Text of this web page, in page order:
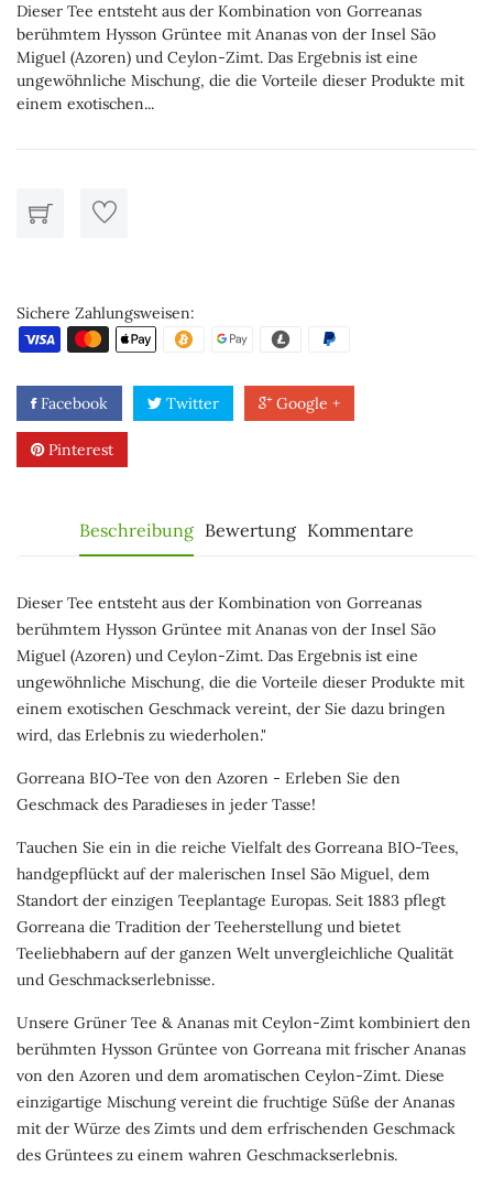
Dieser Tee entsteht aus der Kombination von Gorreanas
berühmtem Hysson Grüntee mit Ananas von der Insel São
Miguel (Azoren) und Ceylon-Zimt. Das Ergebnis ist eine
ungewöhnliche Mischung, die die Vorteile dieser Produkte mit
einem exotischen...
Sichere Zahlungsweisen:
Facebook Twitter Google +
Pinterest
Beschreibung Bewertung Kommentare
Dieser Tee entsteht aus der Kombination von Gorreanas
berühmtem Hysson Grüntee mit Ananas von der Insel São
Miguel (Azoren) und Ceylon-Zimt. Das Ergebnis ist eine
ungewöhnliche Mischung, die die Vorteile dieser Produkte mit
einem exotischen Geschmack vereint, der Sie dazu bringen
wird, das Erlebnis zu wiederholen."
Gorreana BIO-Tee von den Azoren - Erleben Sie den
Geschmack des Paradieses in jeder Tasse!
Tauchen Sie ein in die reiche Vielfalt des Gorreana BIO-Tees,
handgepflückt auf der malerischen Insel São Miguel, dem
Standort der einzigen Teeplantage Europas. Seit 1883 pflegt
Gorreana die Tradition der Teeherstellung und bietet
Teeliebhabern auf der ganzen Welt unvergleichliche Qualität
und Geschmackserlebnisse.
Unsere Grüner Tee & Ananas mit Ceylon-Zimt kombiniert den
berühmten Hysson Grüntee von Gorreana mit frischer Ananas
von den Azoren und dem aromatischen Ceylon-Zimt. Diese
einzigartige Mischung vereint die fruchtige Süße der Ananas
mit der Würze des Zimts und dem erfrischenden Geschmack
des Grüntees zu einem wahren Geschmackserlebnis.